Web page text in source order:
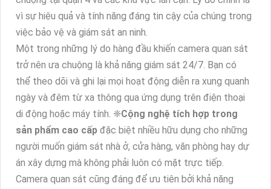
vì sự hiệu quả và tính năng đáng tin cậy của chúng trong
việc bảo vệ và giám sát an ninh.
Một trong những lý do hàng đầu khiến camera quan sát
trở nên ưa chuộng là khả năng giám sát 24/7. Bạn có
thể theo dõi và ghi lại mọi hoạt động diễn ra xung quanh
ngày và đêm từ xa thông qua ứng dụng trên điện thoại
di động hoặc máy tính. ❈Cộng nghệ tích hợp trong
sản phẩm cao cấp đặc biệt nhiều hữu dụng cho những
người muốn giám sát nhà ở, cửa hàng, văn phòng hay dự
án xây dựng mà không phải luôn có mặt trực tiếp.
Camera quan sát cũng đáng để ưu tiên bởi khả năng